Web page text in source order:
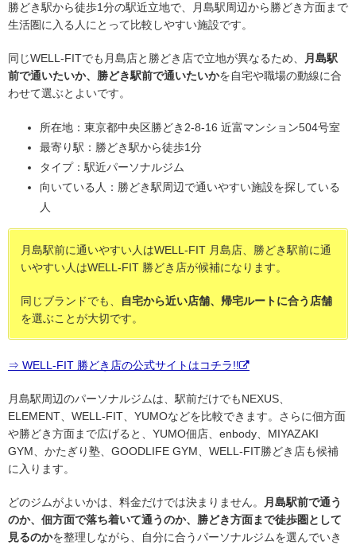
勝どき駅から徒歩1分の駅近立地で、月島駅周辺から勝どき方面まで
生活圏に入る人にとって比較しやすい施設です。
同じWELL-FITでも月島店と勝どき店で立地が異なるため、
月島駅
前で通いたいか、勝どき駅前で通いたいかを自宅や職場の動線に合
わせて選ぶとよいです。
所在地：東京都中央区勝どき2-8-16 近富マンション504号室
最寄り駅：勝どき駅から徒歩1分
タイプ：駅近パーソナルジム
向いている人：勝どき駅周辺で通いやすい施設を探している
人
月島駅前に通いやすい人はWELL-FIT 月島店、勝どき駅前に通
いやすい人はWELL-FIT 勝どき店が候補になります。
同じブランドでも、
自宅から近い店舗、帰宅ルートに合う店舗
を選ぶことが大切です。
⇒ WELL-FIT 勝どき店の公式サイトはコチラ!!
月島駅周辺のパーソナルジムは、駅前だけでもNEXUS、
ELEMENT、WELL-FIT、YUMOなどを比較できます。さらに佃方面
や勝どき方面まで広げると、YUMO佃店、enbody、MIYAZAKI
GYM、かたぎり塾、GOODLIFE GYM、WELL-FIT勝どき店も候補
に入ります。
どのジムがよいかは、料金だけでは決まりません。
月島駅前で通う
のか、佃方面で落ち着いて通うのか、勝どき方面まで徒歩圏として
見るのかを整理しながら、自分に合うパーソナルジムを選んでいき